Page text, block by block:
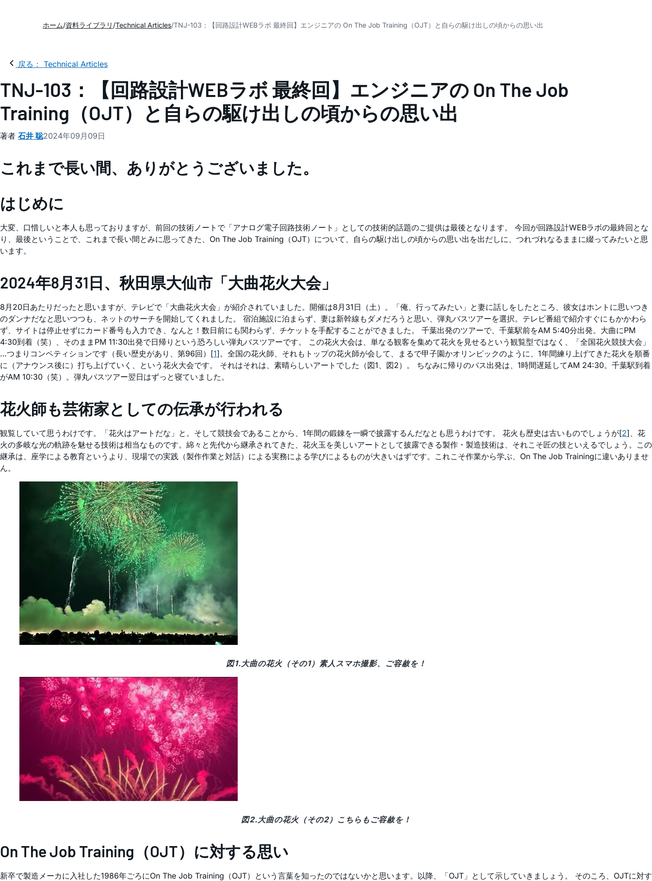
ホーム 資料ライブラリ Technical Articles TNJ-103：【回路設計WEBラボ 最終回】エンジニアの On The Job Training（OJT）と自らの駆け出しの頃からの思い出
戻る： Technical Articles
TNJ-103：【回路設計WEBラボ 最終回】エンジニアの On The Job
Training（OJT）と自らの駆け出しの頃からの思い出
著者 石井 聡2024年09月09日
これまで長い間、ありがとうございました。
はじめに
大変、口惜しいと本人も思っておりますが、前回の技術ノートで「アナログ電子回路技術ノート」としての技術的話題のご提供は最後となります。 今回が回路設計WEBラボの最終回とな
り、最後ということで、これまで長い間とみに思ってきた、On The Job Training（OJT）について、自らの駆け出しの頃からの思い出を出だしに、つれづれなるままに綴ってみたいと思
います。
2024年8月31日、秋田県大仙市「大曲花火大会」
8月20日あたりだったと思いますが、テレビで「大曲花火大会」が紹介されていました。開催は8月31日（土）。「俺、行ってみたい」と妻に話しをしたところ、彼女はホントに思いつき
のダンナだなと思いつつも、ネットのサーチを開始してくれました。 宿泊施設に泊まらず、妻は新幹線もダメだろうと思い、弾丸バスツアーを選択。テレビ番組で紹介すぐにもかかわら
ず、サイトは停止せずにカード番号も入力でき、なんと！数日前にも関わらず、チケットを手配することができました。 千葉出発のツアーで、千葉駅前をAM 5:40分出発。大曲にPM
4:30到着（笑）、そのままPM 11:30出発で日帰りという恐ろしい弾丸バスツアーです。 この花火大会は、単なる観客を集めて花火を見せるという観覧型ではなく、「全国花火競技大会」
…つまりコンペティションです（長い歴史があり、第96回）[1]。全国の花火師、それもトップの花火師が会して、まるで甲子園かオリンピックのように、1年間練り上げてきた花火を順番
に（アナウンス後に）打ち上げていく、という花火大会です。 それはそれは、素晴らしいアートでした（図1、図2）。 ちなみに帰りのバス出発は、1時間遅延してAM 24:30。千葉駅到着
がAM 10:30（笑）。弾丸バスツアー翌日はずっと寝ていました。
花火師も芸術家としての伝承が行われる
観覧していて思うわけです。「花火はアートだな」と。そして競技会であることから、1年間の鍛錬を一瞬で披露するんだなとも思うわけです。 花火も歴史は古いものでしょうが[2]、花
火の多岐な光の軌跡を魅せる技術は相当なものです。綿々と先代から継承されてきた、花火玉を美しいアートとして披露できる製作・製造技術は、それこそ匠の技といえるでしょう。この
継承は、座学による教育というより、現場での実践（製作作業と対話）による実務による学びによるものが大きいはずです。これこそ作業から学ぶ、On The Job Trainingに違いありませ
ん。
図1.大曲の花火（その1）素人スマホ撮影、ご容赦を！
図2.大曲の花火（その2）こちらもご容赦を！
On The Job Training（OJT）に対する思い
新卒で製造メーカに入社した1986年ごろにOn The Job Training（OJT）という言葉を知ったのではないかと思います。以降、「OJT」として示していきましょう。 そのころ、OJTに対す